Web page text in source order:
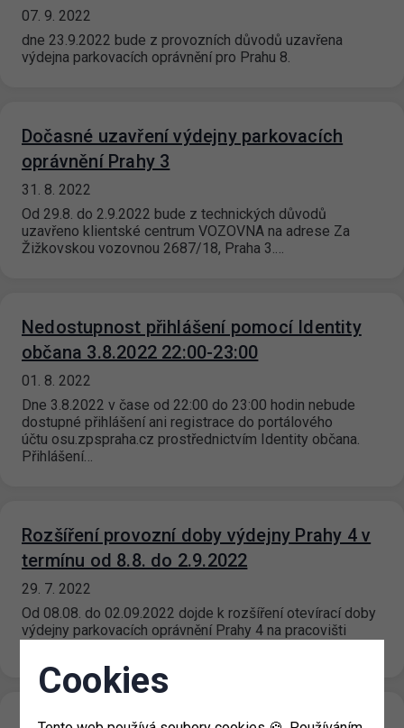
07. 9. 2022
dne 23.9.2022 bude z provozních důvodů uzavřena
výdejna parkovacích oprávnění pro Prahu 8.
Dočasné uzavření výdejny parkovacích
oprávnění Prahy 3
31. 8. 2022
Od 29.8. do 2.9.2022 bude z technických důvodů
uzavřeno klientské centrum VOZOVNA na adrese Za
Žižkovskou vozovnou 2687/18, Praha 3.…
Nedostupnost přihlášení pomocí Identity
občana 3.8.2022 22:00-23:00
01. 8. 2022
Dne 3.8.2022 v čase od 22:00 do 23:00 hodin nebude
dostupné přihlášení ani registrace do portálového
účtu osu.zpspraha.cz prostřednictvím Identity občana.
Přihlášení…
Rozšíření provozní doby výdejny Prahy 4 v
termínu od 8.8. do 2.9.2022
29. 7. 2022
Od 08.08. do 02.09.2022 dojde k rozšíření otevírací doby
výdejny parkovacích oprávnění Prahy 4 na pracovišti
Cookies